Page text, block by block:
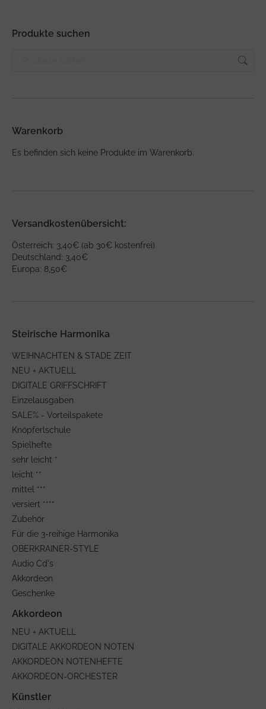
Produkte suchen
Warenkorb
Es befinden sich keine Produkte im Warenkorb.
Versandkostenübersicht:
Österreich: 3,40€ (ab 30€ kostenfrei)
Deutschland: 3,40€
Europa: 8,50€
Steirische Harmonika
WEIHNACHTEN & STADE ZEIT
NEU + AKTUELL
DIGITALE GRIFFSCHRIFT
Einzelausgaben
SALE% - Vorteilspakete
Knöpferlschule
Spielhefte
sehr leicht *
leicht **
mittel ***
versiert ****
Zubehör
Für die 3-reihige Harmonika
OBERKRAINER-STYLE
Audio Cd's
Akkordeon
Geschenke
NEU + AKTUELL
DIGITALE AKKORDEON NOTEN
AKKORDEON NOTENHEFTE
AKKORDEON-ORCHESTER